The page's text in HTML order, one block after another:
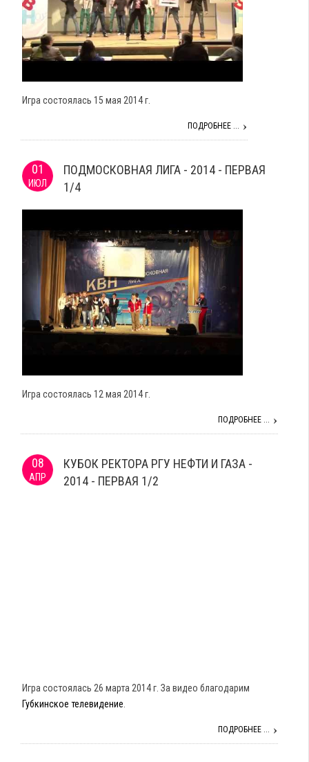
Игра состоялась 15 мая 2014 г.
ПОДРОБНЕЕ ...
01
ИЮЛ
ПОДМОСКОВНАЯ ЛИГА - 2014 - ПЕРВАЯ
1/4
Игра состоялась 12 мая 2014 г.
ПОДРОБНЕЕ ...
08
АПР
КУБОК РЕКТОРА РГУ НЕФТИ И ГАЗА -
2014 - ПЕРВАЯ 1/2
Игра состоялась 26 марта 2014 г. За видео благодарим
Губкинское телевидение
ПОДРОБНЕЕ ...